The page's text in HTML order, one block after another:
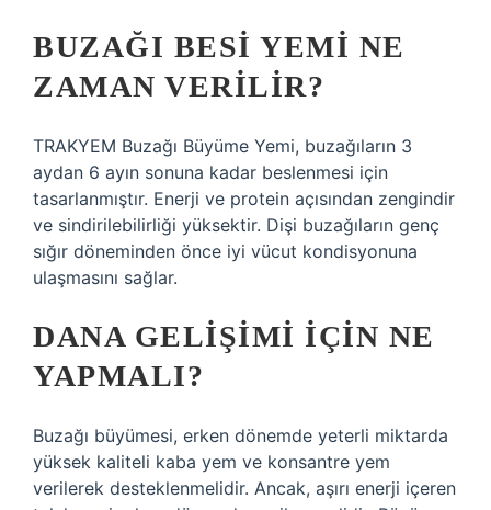
BUZAĞI BESI YEMI NE
ZAMAN VERILIR?
TRAKYEM Buzağı Büyüme Yemi, buzağıların 3
aydan 6 ayın sonuna kadar beslenmesi için
tasarlanmıştır. Enerji ve protein açısından zengindir
ve sindirilebilirliği yüksektir. Dişi buzağıların genç
sığır döneminden önce iyi vücut kondisyonuna
ulaşmasını sağlar.
DANA GELIŞIMI IÇIN NE
YAPMALI?
Buzağı büyümesi, erken dönemde yeterli miktarda
yüksek kaliteli kaba yem ve konsantre yem
verilerek desteklenmelidir. Ancak, aşırı enerji içeren